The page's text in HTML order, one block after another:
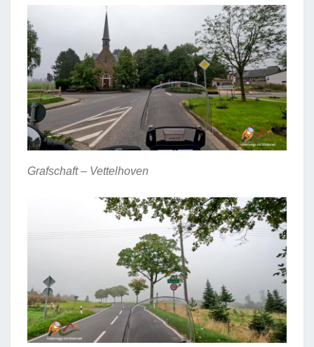
Grafschaft – Vettelhoven